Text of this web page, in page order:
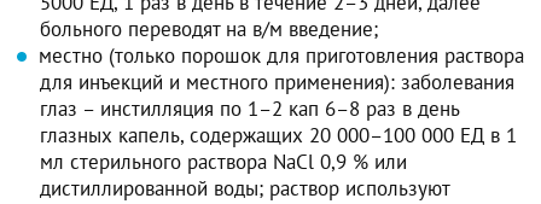
больного переводят на в/м введение;
местно (только порошок для приготовления раствора
для инъекций и местного применения): заболевания
глаз – инстилляция по 1–2 кап 6–8 раз в день
глазных капель, содержащих 20 000–100 000 ЕД в 1
мл стерильного раствора NaCl 0,9 % или
дистиллированной воды; раствор используют